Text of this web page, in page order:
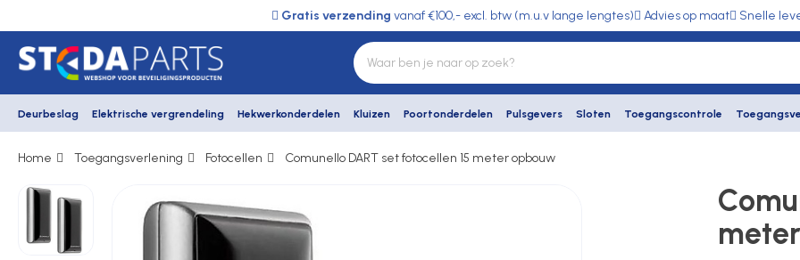
Gratis verzending vanaf €100,- excl. btw (m.u.v lange lengtes) Advies op maat Snelle
Deurbeslag Elektrische vergrendeling Hekwerkonderdelen Kluizen Poortonderdelen Pulsgevers Sloten Toegangscontrole
Deurbeslag
Elektrische vergrendeling
Home Toegangsverlening Fotocellen Comunello DART set fotocellen 15 meter opbouw